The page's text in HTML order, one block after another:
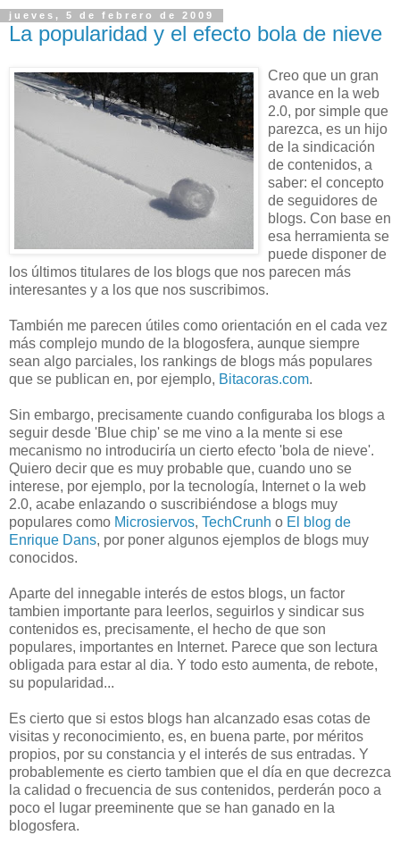
jueves, 5 de febrero de 2009
La popularidad y el efecto bola de nieve
Creo que un gran
avance en la web
2.0, por simple que
parezca, es un hijo
de la sindicación
de contenidos, a
saber: el concepto
de seguidores de
blogs. Con base en
esa herramienta se
puede disponer de
los últimos titulares de los blogs que nos parecen más
interesantes y a los que nos suscribimos.
También me parecen útiles como orientación en el cada vez
más complejo mundo de la blogosfera, aunque siempre
sean algo parciales, los rankings de blogs más populares
que se publican en, por ejemplo, Bitacoras.com.
Sin embargo, precisamente cuando configuraba los blogs a
seguir desde 'Blue chip' se me vino a la mente si ese
mecanismo no introduciría un cierto efecto 'bola de nieve'.
Quiero decir que es muy probable que, cuando uno se
interese, por ejemplo, por la tecnología, Internet o la web
2.0, acabe enlazando o suscribiéndose a blogs muy
populares como Microsiervos, TechCrunh o El blog de
Enrique Dans, por poner algunos ejemplos de blogs muy
conocidos.
Aparte del innegable interés de estos blogs, un factor
tambien importante para leerlos, seguirlos y sindicar sus
contenidos es, precisamente, el hecho de que son
populares, importantes en Internet. Parece que son lectura
obligada para estar al dia. Y todo esto aumenta, de rebote,
su popularidad...
Es cierto que si estos blogs han alcanzado esas cotas de
visitas y reconocimiento, es, en buena parte, por méritos
propios, por su constancia y el interés de sus entradas. Y
probablemente es cierto tambien que el día en que decrezca
la calidad o frecuencia de sus contenidos, perderán poco a
poco el lugar preeminente que se han ganado en la
blogosfera.